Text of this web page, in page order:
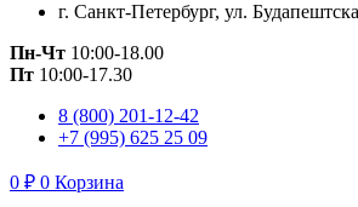
г. Санкт-Петербург, ул.
Пн-Чт 10:00-18.00
Пт 10:00-17.30
8 (800) 201-12-42
+7 (995) 625 25 09
0 ₽ 0 Корзина